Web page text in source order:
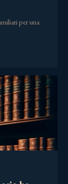
per una